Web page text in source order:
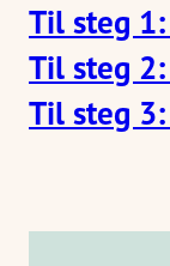
Til steg
Til steg
Til steg